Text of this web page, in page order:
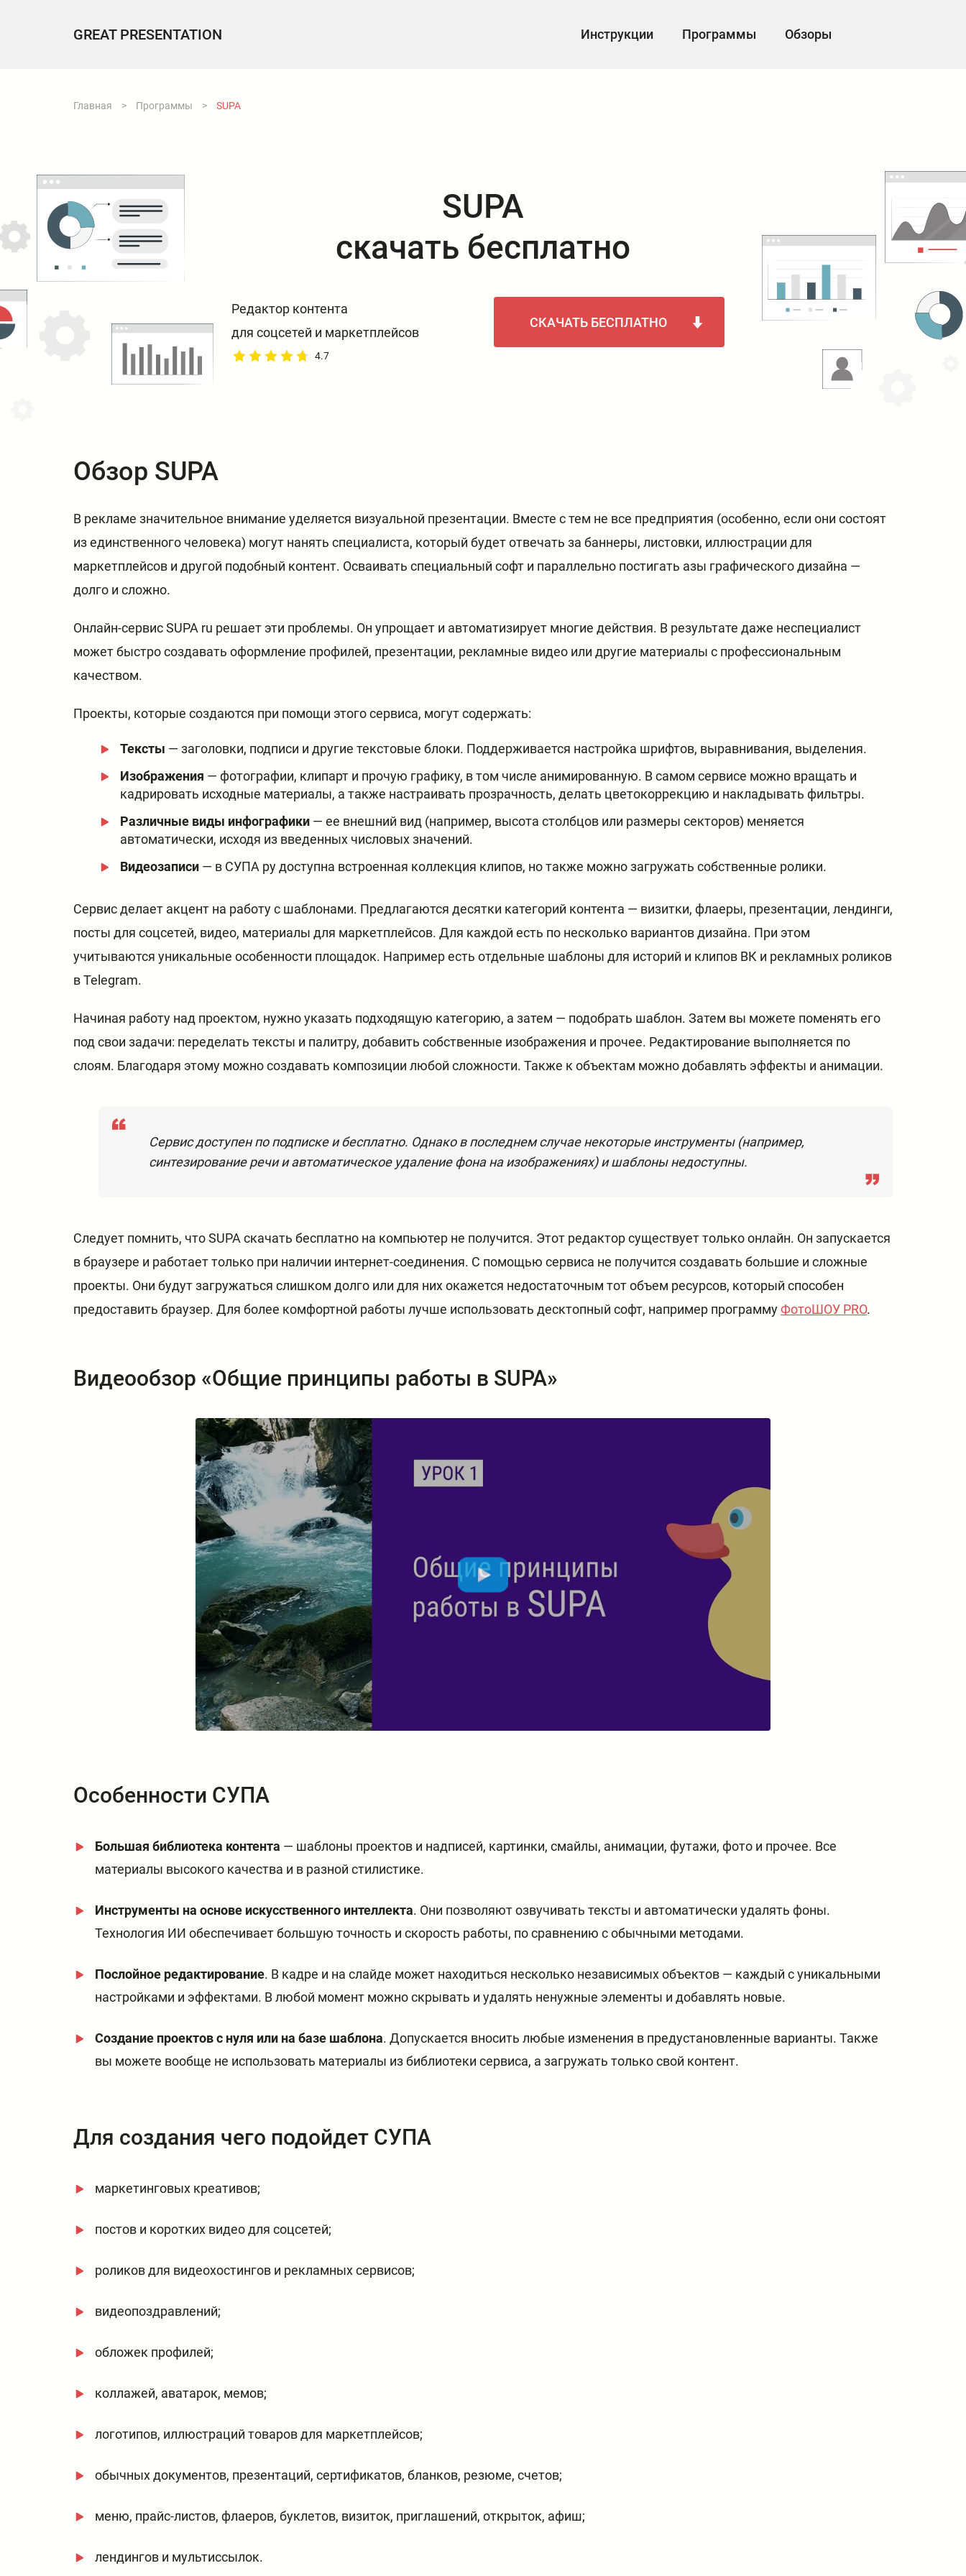
GREAT PRESENTATION Инструкции Программы Обзоры
Главная > Программы > SUPA
SUPA
скачать бесплатно
Редактор контента
для соцсетей и маркетплейсов
4.7
СКАЧАТЬ БЕСПЛАТНО
Обзор SUPA
В рекламе значительное внимание уделяется визуальной презентации. Вместе с тем не все предприятия (особенно, если они состоят
из единственного человека) могут нанять специалиста, который будет отвечать за баннеры, листовки, иллюстрации для
маркетплейсов и другой подобный контент. Осваивать специальный софт и параллельно постигать азы графического дизайна —
долго и сложно.
Онлайн-сервис SUPA ru решает эти проблемы. Он упрощает и автоматизирует многие действия. В результате даже неспециалист
может быстро создавать оформление профилей, презентации, рекламные видео или другие материалы с профессиональным
качеством.
Проекты, которые создаются при помощи этого сервиса, могут содержать:
Тексты — заголовки, подписи и другие текстовые блоки. Поддерживается настройка шрифтов, выравнивания, выделения.
Изображения — фотографии, клипарт и прочую графику, в том числе анимированную. В самом сервисе можно вращать и
кадрировать исходные материалы, а также настраивать прозрачность, делать цветокоррекцию и накладывать фильтры.
Различные виды инфографики — ее внешний вид (например, высота столбцов или размеры секторов) меняется
автоматически, исходя из введенных числовых значений.
Видеозаписи — в СУПА ру доступна встроенная коллекция клипов, но также можно загружать собственные ролики.
Сервис делает акцент на работу с шаблонами. Предлагаются десятки категорий контента — визитки, флаеры, презентации, лендинги,
посты для соцсетей, видео, материалы для маркетплейсов. Для каждой есть по несколько вариантов дизайна. При этом
учитываются уникальные особенности площадок. Например есть отдельные шаблоны для историй и клипов ВК и рекламных роликов
в Telegram.
Начиная работу над проектом, нужно указать подходящую категорию, а затем — подобрать шаблон. Затем вы можете поменять его
под свои задачи: переделать тексты и палитру, добавить собственные изображения и прочее. Редактирование выполняется по
слоям. Благодаря этому можно создавать композиции любой сложности. Также к объектам можно добавлять эффекты и анимации.
Сервис доступен по подписке и бесплатно. Однако в последнем случае некоторые инструменты (например,
синтезирование речи и автоматическое удаление фона на изображениях) и шаблоны недоступны.
Следует помнить, что SUPA скачать бесплатно на компьютер не получится. Этот редактор существует только онлайн. Он запускается
в браузере и работает только при наличии интернет-соединения. С помощью сервиса не получится создавать большие и сложные
проекты. Они будут загружаться слишком долго или для них окажется недостаточным тот объем ресурсов, который способен
предоставить браузер. Для более комфортной работы лучше использовать десктопный софт, например программуФотоШОУ PRO.
Видеообзор «Общие принципы работы в SUPA»
Особенности СУПА
Большая библиотека контента — шаблоны проектов и надписей, картинки, смайлы, анимации, футажи, фото и прочее. Все
материалы высокого качества и в разной стилистике.
Инструменты на основе искусственного интеллекта. Они позволяют озвучивать тексты и автоматически удалять фоны.
Технология ИИ обеспечивает большую точность и скорость работы, по сравнению с обычными методами.
Послойное редактирование. В кадре и на слайде может находиться несколько независимых объектов — каждый с уникальными
настройками и эффектами. В любой момент можно скрывать и удалять ненужные элементы и добавлять новые.
Создание проектов с нуля или на базе шаблона. Допускается вносить любые изменения в предустановленные варианты. Также
вы можете вообще не использовать материалы из библиотеки сервиса, а загружать только свой контент.
Для создания чего подойдет СУПА
маркетинговых креативов;
постов и коротких видео для соцсетей;
роликов для видеохостингов и рекламных сервисов;
видеопоздравлений;
обложек профилей;
коллажей, аватарок, мемов;
логотипов, иллюстраций товаров для маркетплейсов;
обычных документов, презентаций, сертификатов, бланков, резюме, счетов;
меню, прайс-листов, флаеров, буклетов, визиток, приглашений, открыток, афиш;
лендингов и мультиссылок.